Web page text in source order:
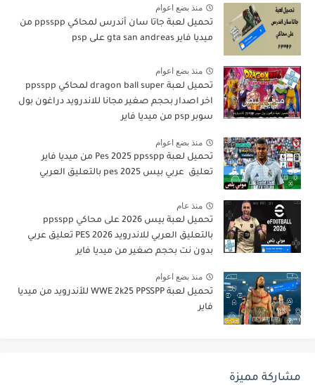
منذ بضع اعوام
تحميل لعبة جاتا سان أندرس لمحاكي ppsspp من
ميديا فاير gta san andreas على psp
منذ بضع اعوام
تحميل لعبة dragon ball super لمحاكي ppsspp
اخر اصدار بحجم صغير مجانا للاندرويد دراغون بول
سوبر psp من ميديا فاير
منذ بضع اعوام
تحميل لعبة Pes 2025 ppsspp من ميديا فاير
تعليق عربي بيس pes 2025 بالتعليق العربي
منذ عام
تحميل لعبة بيس 2026 على محاكي ppsspp
بالتعليق العربي للاندرويد PES 2026 تعليق عربي
بدون نت بحجم صغير من ميديا فاير
منذ بضع اعوام
تحميل لعبة WWE 2k25 PPSSPP للأندرويد من ميديا
فاير
مشاركة مميزة